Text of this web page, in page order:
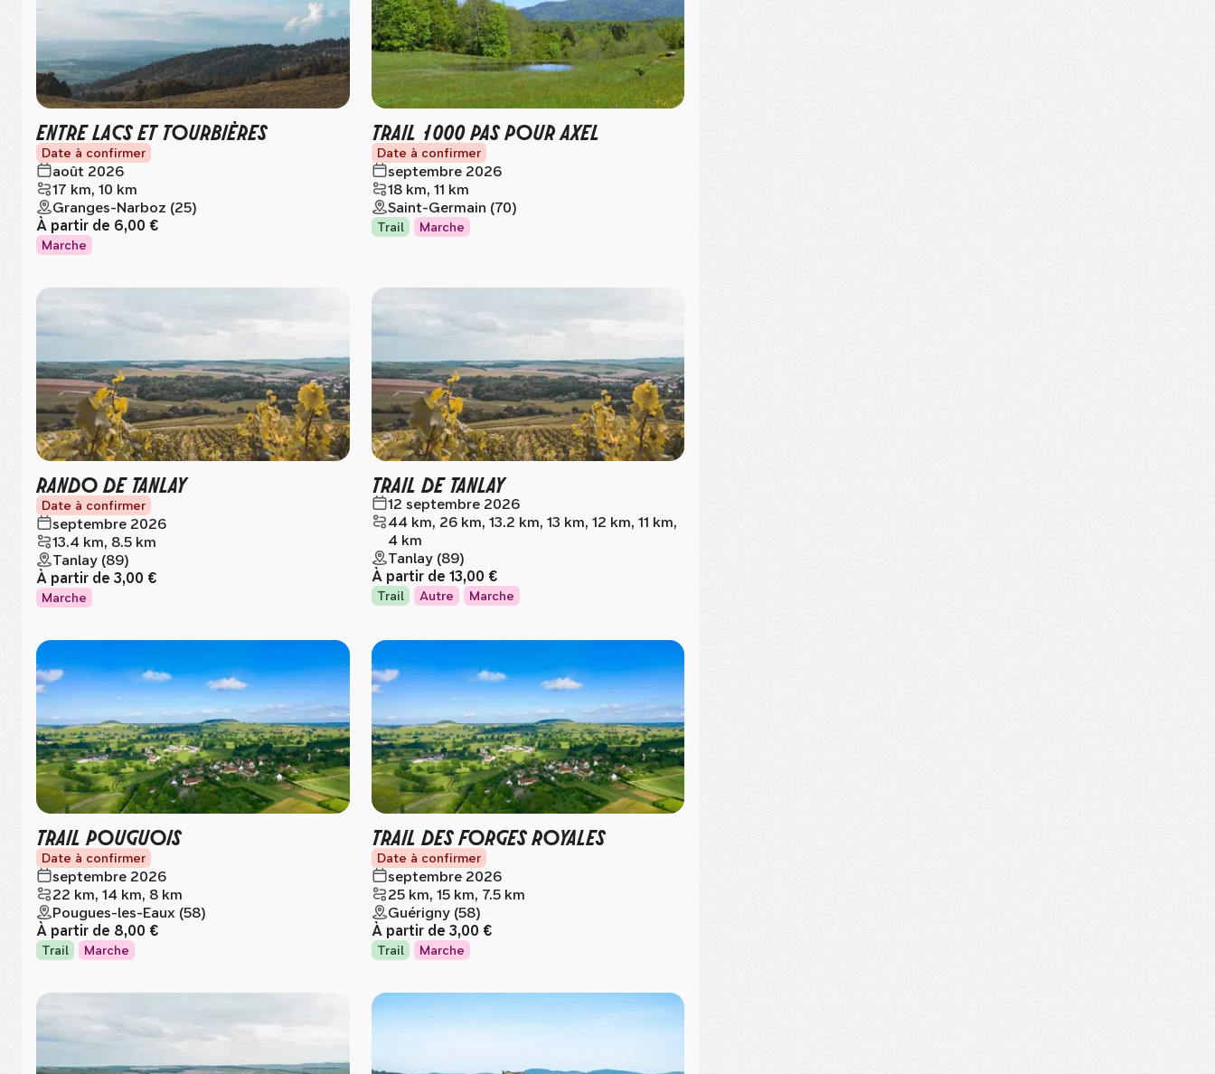
ENTRE LACS ET TOURBIÈRES
Date à confirmer
août 2026
17 km, 10 km
Granges-Narboz (25)
À partir de 6,00 €
Marche
TRAIL 1000 PAS POUR AXEL
Date à confirmer
septembre 2026
18 km, 11 km
Saint-Germain (70)
Trail Marche
RANDO DE TANLAY
Date à confirmer
septembre 2026
13.4 km, 8.5 km
Tanlay (89)
À partir de 3,00 €
Marche
TRAIL DE TANLAY
12 septembre 2026
44 km, 26 km, 13.2 km, 13 km, 12 km, 11 km,
4 km
Tanlay (89)
À partir de 13,00 €
Trail Autre Marche
TRAIL POUGUOIS
Date à confirmer
septembre 2026
22 km, 14 km, 8 km
Pougues-les-Eaux (58)
À partir de 8,00 €
Trail Marche
TRAIL DES FORGES ROYALES
Date à confirmer
septembre 2026
25 km, 15 km, 7.5 km
Guérigny (58)
À partir de 3,00 €
Trail Marche